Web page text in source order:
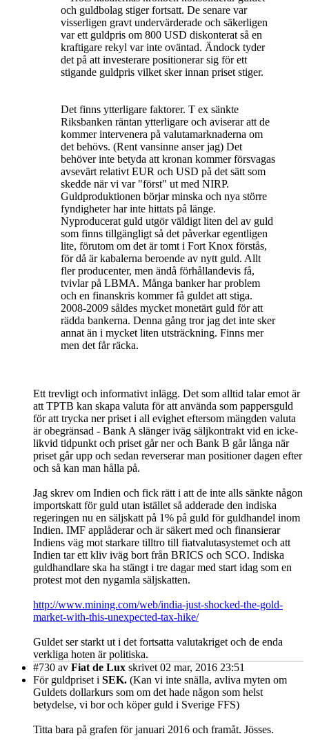
och guldbolag stiger fortsatt. De senare var
visserligen gravt undervärderade och säkerligen
var ett guldpris om 800 USD diskonterat så en
kraftigare rekyl var inte oväntad. Ändock tyder
det på att investerare positionerar sig för ett
stigande guldpris vilket sker innan priset stiger.
Det finns ytterligare faktorer. T ex sänkte
Riksbanken räntan ytterligare och aviserar att de
kommer intervenera på valutamarknaderna om
det behövs. (Rent vansinne anser jag) Det
behöver inte betyda att kronan kommer försvagas
avsevärt relativt EUR och USD på det sätt som
skedde när vi var "först" ut med NIRP.
Guldproduktionen börjar minska och nya större
fyndigheter har inte hittats på länge.
Nyproducerat guld utgör väldigt liten del av guld
som finns tillgängligt så det påverkar egentligen
lite, förutom om det är tomt i Fort Knox förstås,
för då är kabalerna beroende av nytt guld. Allt
fler producenter, men ändå förhållandevis få,
tvivlar på LBMA. Många banker har problem
och en finanskris kommer få guldet att stiga.
2008-2009 såldes mycket monetärt guld för att
rädda bankerna. Denna gång tror jag det inte sker
annat än i mycket liten utsträckning. Finns mer
men det får räcka.
Ett trevligt och informativt inlägg. Det som alltid talar emot är
att TPTB kan skapa valuta för att använda som pappersguld
för att trycka ner priset i all evighet eftersom mängden valuta
är obegränsad - Bank A slänger iväg säljkontrakt vid en icke-
likvid tidpunkt och priset går ner och Bank B går långa när
priset går upp och sedan reverserar man positioner dagen efter
och så kan man hålla på.
Jag skrev om Indien och fick rätt i att de inte alls sänkte någon
importskatt för guld utan istället så adderade den indiska
regeringen nu en säljskatt på 1% på guld för guldhandel inom
Indien. IMF applåderar och är säkert med och finansierar
Indiens väg mot starkare tilltro till fiatvalutasystemet och att
Indien tar ett kliv iväg bort från BRICS och SCO. Indiska
guldhandlare ska ha stängt i tre dagar med start idag som en
protest mot den nygamla säljskatten.
http://www.mining.com/web/india-just-shocked-the-gold-
market-with-this-unexpected-tax-hike/
Guldet ser starkt ut i det fortsatta valutakriget och de enda
verkliga hoten är politiska.
#730 av Fiat de Lux skrivet 02 mar, 2016 23:51
För guldpriset i SEK. (Kan vi inte snälla, avliva myten om
Guldets dollarkurs som om det hade någon som helst
betydelse, vi bor och köper guld i Sverige FFS)
Titta bara på grafen för januari 2016 och framåt. Jösses.